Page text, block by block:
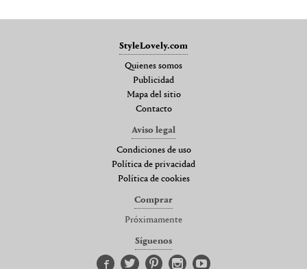
StyleLovely.com
Quienes somos
Publicidad
Mapa del sitio
Contacto
Aviso legal
Condiciones de uso
Política de privacidad
Política de cookies
Comprar
Próximamente
Síguenos